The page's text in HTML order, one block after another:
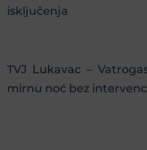
isključenja
TVJ Lukavac –
mirnu noć bez